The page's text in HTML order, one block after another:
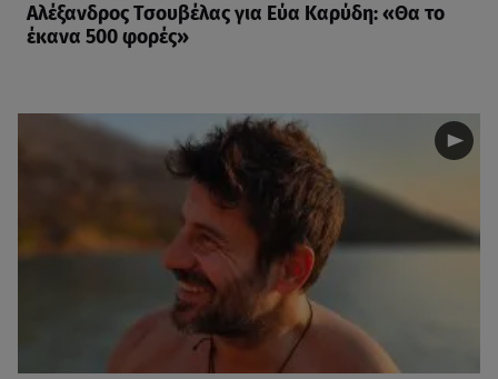
Αλέξανδρος Τσουβέλας για Εύα Καρύδη: «Θα το
έκανα 500 φορές»